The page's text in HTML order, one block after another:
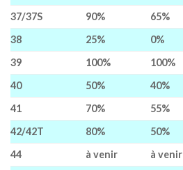
37/37S
90% 65%
38
25% 0%
39
100% 100%
40
50% 40%
41
70% 55%
42/42T
80% 50%
44
à venir à venir